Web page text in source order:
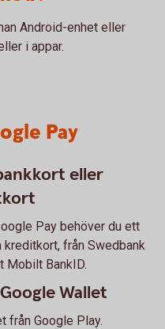
Android-enhet eller
i appar.
Pay
eller
Pay behöver du ett
från Swedbank
Mobilt BankID.
Wallet
från Google Play.